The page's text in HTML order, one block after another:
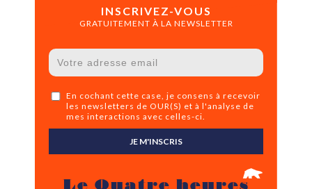
INSCRIVEZ-VOUS
GRATUITEMENT À LA NEWSLETTER
En cochant cette case, je consens à recevoir
les newsletters de OUR(S) et à l'analyse de
mes interactions avec celles-ci.
JE M'INSCRIS